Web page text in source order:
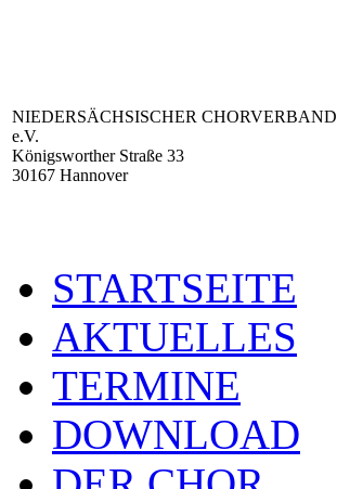
NIEDERSÄCHSISCHER CHORVERBAND
e.V.
Königsworther Straße 33
30167 Hannover
STARTSEITE
AKTUELLES
TERMINE
DOWNLOAD